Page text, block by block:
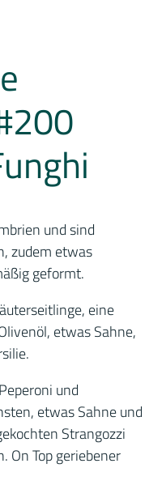
und sind
zudem etwas
geformt.
eine
etwas Sahne,
und
etwas Sahne und
Strangozzi
On Top geriebener